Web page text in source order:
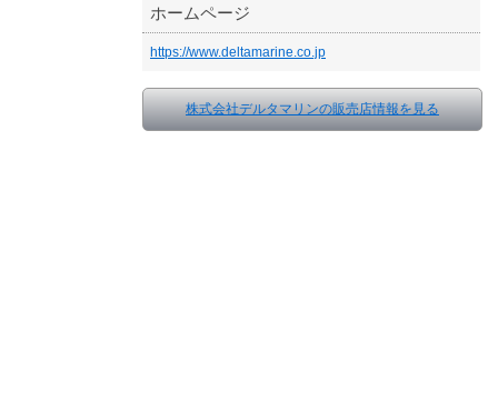
ホームページ
https://www.deltamarine.co.jp
株式会社デルタマリンの販売店情報を見る